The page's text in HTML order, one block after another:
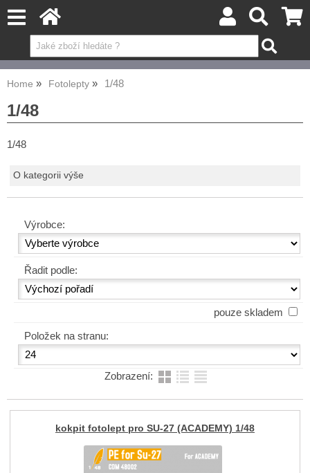
Home Fotolepty 1/48
1/48
1/48
O kategorii výše
Výrobce:
Řadit podle:
pouze skladem
Položek na stranu:
Zobrazení:
kokpit fotolept pro SU-27 (ACADEMY) 1/48